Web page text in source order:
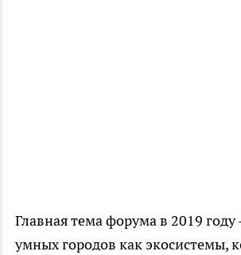
Главная тема форума в 2019 году
умных городов как экосистемы,